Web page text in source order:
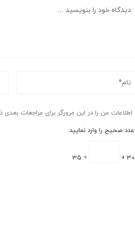
اطلاعات من را در این مرورگر برای مراجعات بعدی
عدد صحیح را وارد نمایید
30 +
= 35